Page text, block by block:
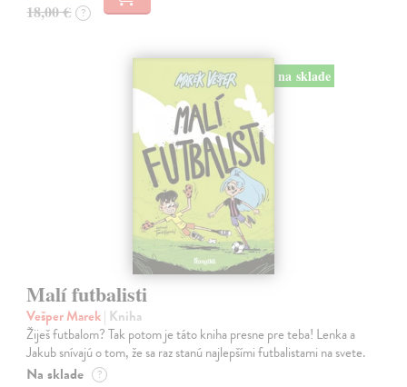
18,00 € ?
na sklade
Malí futbalisti
Vešper Marek| Kniha
Žiješ futbalom? Tak potom je táto kniha presne pre teba! Lenka a
Jakub snívajú o tom, že sa raz stanú najlepšími futbalistami na svete.
Na sklade ?